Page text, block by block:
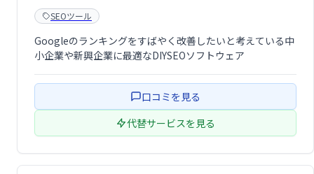
SEOツール
Googleのランキングをすばやく改善したいと考えている中
小企業や新興企業に最適なDIYSEOソフトウェア
口コミを見る
代替サービスを見る